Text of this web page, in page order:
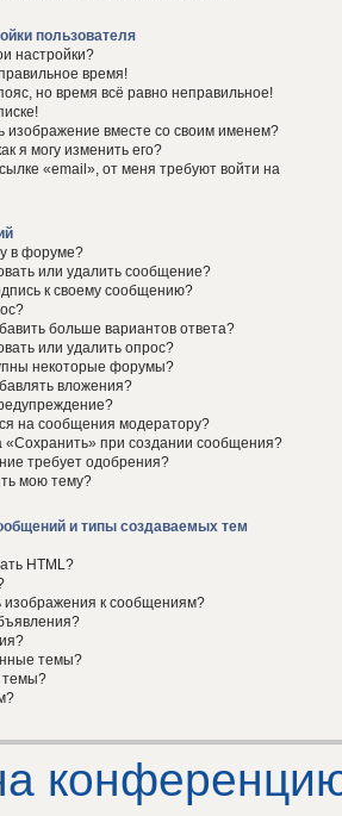
пользователя
настройки?
время!
но время всё равно неправильное!
изображение вместе со своим именем?
я могу изменить его?
«email», от меня требуют войти на
в форуме?
или удалить сообщение?
к своему сообщению?
больше вариантов ответа?
или удалить опрос?
некоторые форумы?
вложения?
на сообщения модератору?
«Сохранить» при создании сообщения?
требует одобрения?
мою тему?
и типы создаваемых тем
HTML?
изображения к сообщениям?
темы?
темы?